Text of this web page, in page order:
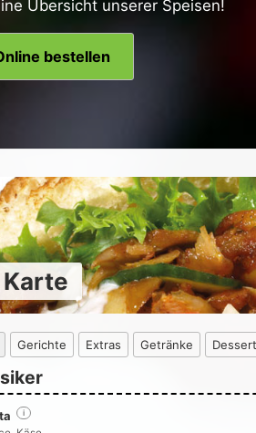
Übersicht unserer Speisen!
bestellen
Gerichte Extras Getränke Dessert
i